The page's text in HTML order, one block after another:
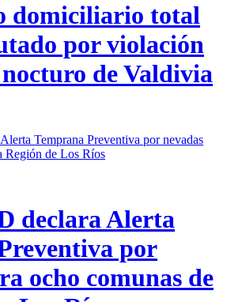
domiciliario total
por violación
de Valdivia
declara Alerta
por
ocho comunas de